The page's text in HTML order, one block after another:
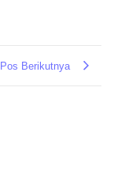
Pos Berikutnya